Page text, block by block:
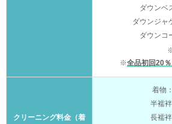
ダウンベ
ダウンジャ
ダウンコ
※全品初回20
クリーニング料金（着
着物
半襦
長襦